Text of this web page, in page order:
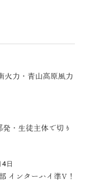
火力・青山高原風力
・生徒主体で切り
日
インターハイ準V！